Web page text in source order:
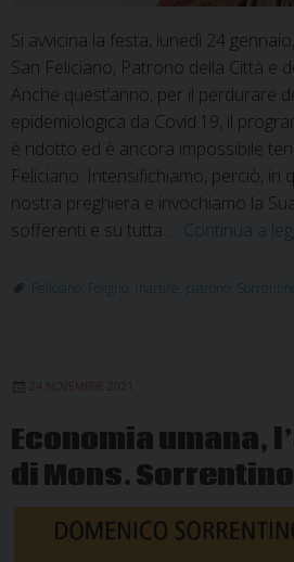
Si avvicina la festa, lunedì 24
San Feliciano, Patrono della Città e
Anche quest’anno, per il perdurare
epidemiologica da Covid.19, il
è ridotto ed è ancora impossibile
Feliciano. Intensifichiamo, perciò, in
nostra preghiera e invochiamo la
sofferenti e su tutta … Continua a
Feliciano Foligno martire patrono
24 NOVEMBRE 2021
Economia umana,
di Mons. Sorrentino